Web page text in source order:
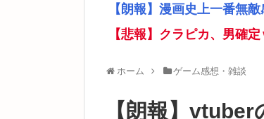
【朗報】漫画史上一番無
【悲報】クラピカ、男確
ホーム ゲーム感想・雑談
【朗報】